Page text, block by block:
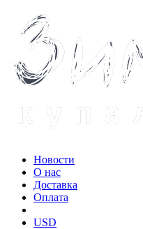
Новости
О нас
Доставка
Оплата
USD